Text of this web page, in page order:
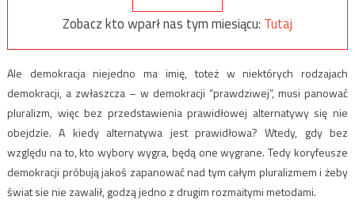
Zobacz kto wparł nas tym miesiącu: Tutaj
Ale demokracja niejedno ma imię, toteż w niektórych rodzajach
demokracji, a zwłaszcza – w demokracji “prawdziwej”, musi panować
pluralizm, więc bez przedstawienia prawidłowej alternatywy się nie
obejdzie. A kiedy alternatywa jest prawidłowa? Wtedy, gdy bez
względu na to, kto wybory wygra, będą one wygrane. Tedy koryfeusze
demokracji próbują jakoś zapanować nad tym całym pluralizmem i żeby
świat sie nie zawalił, godzą jedno z drugim rozmaitymi metodami.